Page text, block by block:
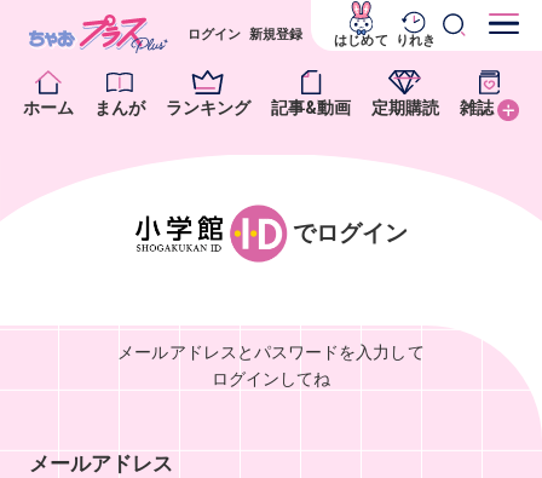
ホーム まんが ランキング 記事&動画 定期購読 雑誌
ログイン 新規登録 はじめて りれき
でログイン
メールアドレスとパスワードを入力して
ログインしてね
メールアドレス